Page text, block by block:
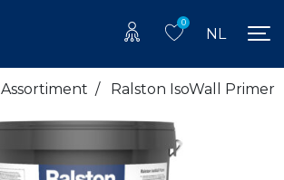
0
NL
Assortiment / Ralston IsoWall Primer